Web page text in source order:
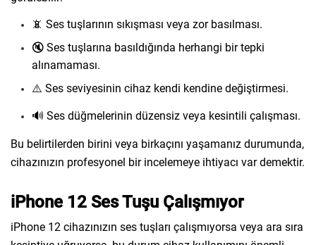
📵 Ses tuşlarının sıkışması veya zor basılması.
🔇 Ses tuşlarına basıldığında herhangi bir tepki
alınamaması.
⚠️ Ses seviyesinin cihaz kendi kendine değiştirmesi.
🔊 Ses düğmelerinin düzensiz veya kesintili çalışması.
Bu belirtilerden birini veya birkaçını yaşamanız durumunda,
cihazınızın profesyonel bir incelemeye ihtiyacı var demektir.
iPhone 12 Ses Tuşu Çalışmıyor
iPhone 12 cihazınızın ses tuşları çalışmıyorsa veya ara sıra